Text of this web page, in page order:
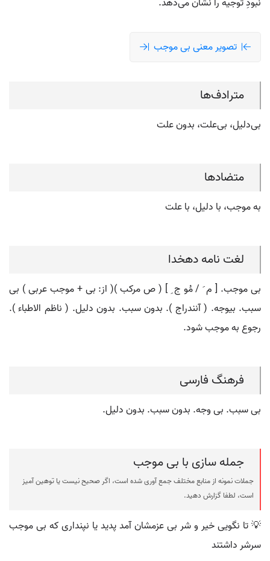
تصویر معنی بی موجب
مترادف‌ها
بی‌دلیل، بی‌علت، بدون علت
متضادها
به موجب، با دلیل، با علت
لغت نامه دهخدا
بی موجب. [ م َ / مُو ج ِ ] ( ص مرکب )( از: بی + موجب عربی ) بی
سبب. بیوجه. ( آنندراج ). بدون سبب. بدون دلیل. ( ناظم الاطباء ).
رجوع به موجب شود.
فرهنگ فارسی
بی سبب. بی وجه. بدون سبب. بدون دلیل.
جمله سازی با بی موجب
جملات نمونه از منابع مختلف جمع آوری شده است، اگر صحیح نیست یا توهین آمیز
است، لطفا گزارش دهید.
💡 تا نگویی خیر و شر بی عزمشان آمد پدید یا نپنداری که بی موجب
سرشر داشتند